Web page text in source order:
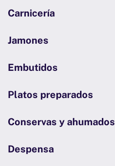
Carnicería
Jamones
Embutidos
Platos preparados
Conservas y ahumados
Despensa